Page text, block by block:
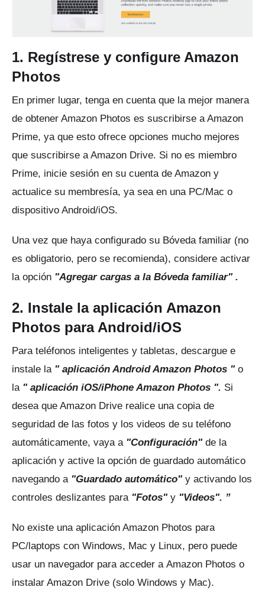
1. Regístrese y configure Amazon
Photos
En primer lugar, tenga en cuenta que la mejor manera
de obtener Amazon Photos es suscribirse a Amazon
Prime, ya que esto ofrece opciones mucho mejores
que suscribirse a Amazon Drive. Si no es miembro
Prime, inicie sesión en su cuenta de Amazon y
actualice su membresía, ya sea en una PC/Mac o
dispositivo Android/iOS.
Una vez que haya configurado su Bóveda familiar (no
es obligatorio, pero se recomienda), considere activar
la opción "Agregar cargas a la Bóveda familiar" .
2. Instale la aplicación Amazon
Photos para Android/iOS
Para teléfonos inteligentes y tabletas, descargue e
instale la " aplicación Android Amazon Photos " o
la " aplicación iOS/iPhone Amazon Photos ". Si
desea que Amazon Drive realice una copia de
seguridad de las fotos y los videos de su teléfono
automáticamente, vaya a "Configuración" de la
aplicación y active la opción de guardado automático
navegando a "Guardado automático" y activando los
controles deslizantes para "Fotos" y "Videos". ”
No existe una aplicación Amazon Photos para
PC/laptops con Windows, Mac y Linux, pero puede
usar un navegador para acceder a Amazon Photos o
instalar Amazon Drive (solo Windows y Mac).